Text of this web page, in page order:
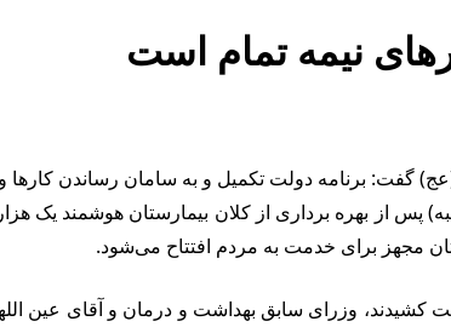
نیمه تمام است
گفت: برنامه دولت تکمیل و به سامان رساندن کارها
پس از بهره برداری از کلان بیمارستان هوشمند
مجهز برای خدمت به مردم افتتاح می‌شود.
وزرای سابق بهداشت و درمان و آقای عین